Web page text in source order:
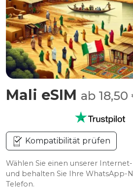
Mali eSIM ab 18,50
Kompatibilität prüfen
Wählen Sie einen unserer
und behalten Sie Ihre WhatsApp-
Telefon.